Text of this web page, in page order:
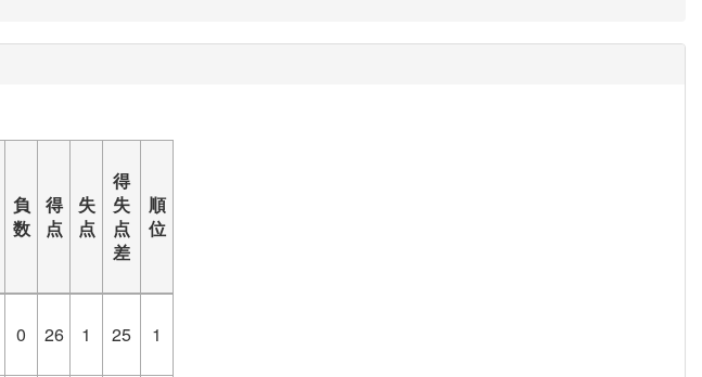
負
数
得
点
失
点
得
失
点
差
順
位
0 26 1 25 1